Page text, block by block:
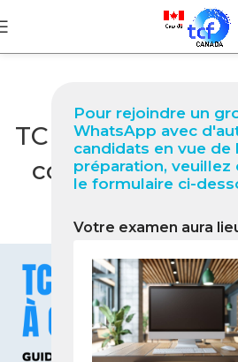
Pour rejoindre un
WhatsApp avec
candidats en vue de
préparation,
le formulaire ci-
Votre examen aura
BLOG
TCF Québec à
complet 2026
NabilOn janvier 30,